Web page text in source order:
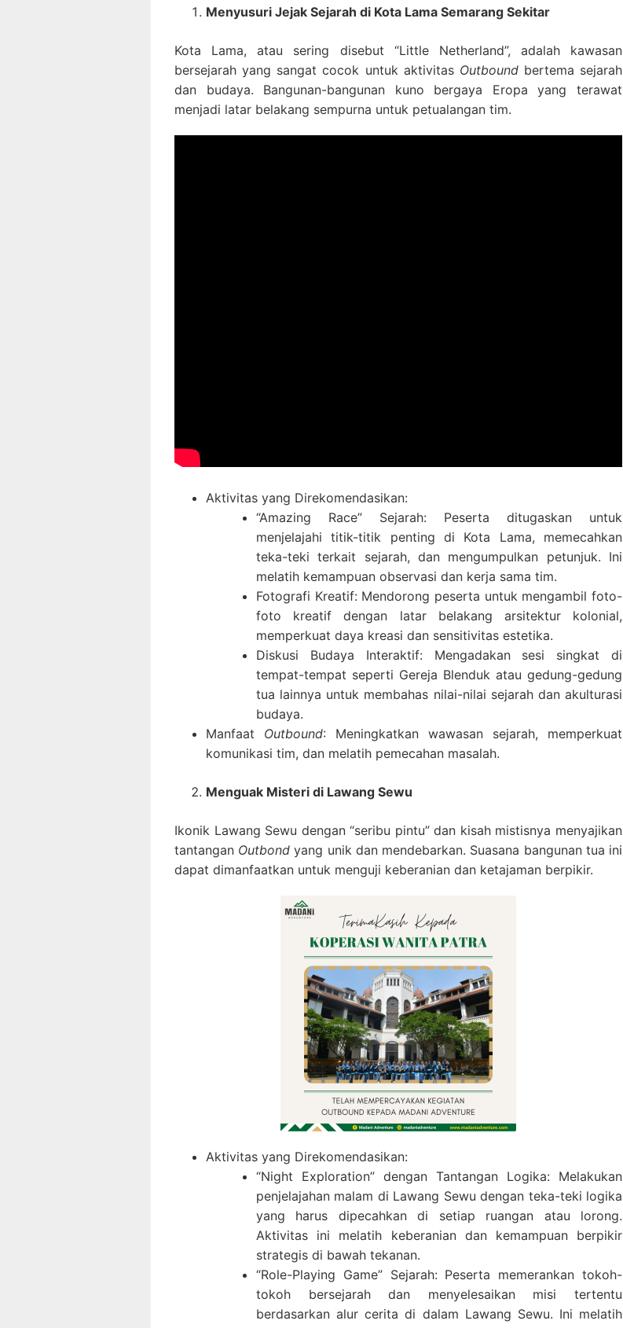
Menyusuri Jejak Sejarah di Kota Lama Semarang Sekitar
Kota Lama, atau sering disebut “Little Netherland”, adalah kawasan
bersejarah yang sangat cocok untuk aktivitas Outboundbertema sejarah
dan budaya. Bangunan-bangunan kuno bergaya Eropa yang terawat
menjadi latar belakang sempurna untuk petualangan tim.
Aktivitas yang Direkomendasikan:
“Amazing Race” Sejarah: Peserta ditugaskan untuk
menjelajahi titik-titik penting di Kota Lama, memecahkan
teka-teki terkait sejarah, dan mengumpulkan petunjuk. Ini
melatih kemampuan observasi dan kerja sama tim.
Fotografi Kreatif: Mendorong peserta untuk mengambil foto-
foto kreatif dengan latar belakang arsitektur kolonial,
memperkuat daya kreasi dan sensitivitas estetika.
Diskusi Budaya Interaktif: Mengadakan sesi singkat di
tempat-tempat seperti Gereja Blenduk atau gedung-gedung
tua lainnya untuk membahas nilai-nilai sejarah dan akulturasi
budaya.
Manfaat Outbound: Meningkatkan wawasan sejarah, memperkuat
komunikasi tim, dan melatih pemecahan masalah.
Menguak Misteri di Lawang Sewu
Ikonik Lawang Sewu dengan “seribu pintu” dan kisah mistisnya menyajikan
tantangan Outbond yang unik dan mendebarkan. Suasana bangunan tua ini
dapat dimanfaatkan untuk menguji keberanian dan ketajaman berpikir.
Aktivitas yang Direkomendasikan:
“Night Exploration” dengan Tantangan Logika: Melakukan
penjelajahan malam di Lawang Sewu dengan teka-teki logika
yang harus dipecahkan di setiap ruangan atau lorong.
Aktivitas ini melatih keberanian dan kemampuan berpikir
strategis di bawah tekanan.
“Role-Playing Game” Sejarah: Peserta memerankan tokoh-
tokoh bersejarah dan menyelesaikan misi tertentu
berdasarkan alur cerita di dalam Lawang Sewu. Ini melatih